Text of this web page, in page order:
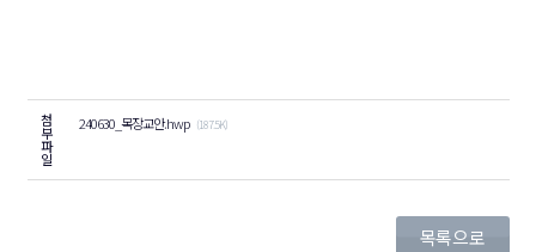
첨
부
파
일
240630_목장교안.hwp (187.5K)
목록으로